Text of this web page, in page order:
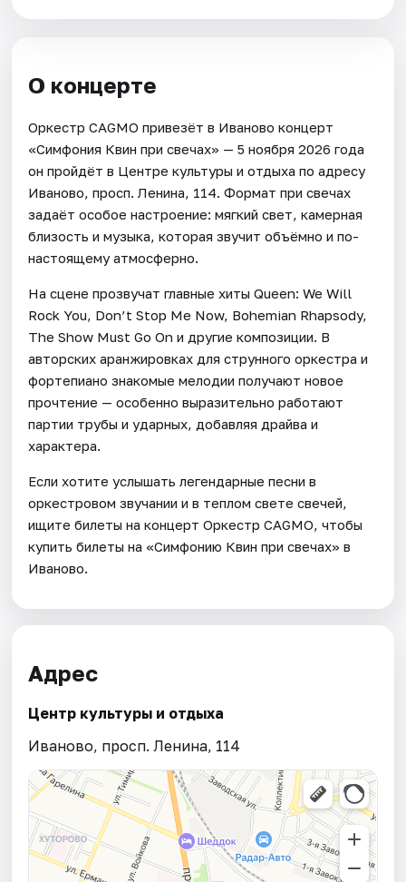
О концерте
Оркестр CAGMO привезёт в Иваново концерт
«Симфония Квин при свечах» — 5 ноября 2026 года
он пройдёт в Центре культуры и отдыха по адресу
Иваново, просп. Ленина, 114. Формат при свечах
задаёт особое настроение: мягкий свет, камерная
близость и музыка, которая звучит объёмно и по-
настоящему атмосферно.
На сцене прозвучат главные хиты Queen: We Will
Rock You, Don’t Stop Me Now, Bohemian Rhapsody,
The Show Must Go On и другие композиции. В
авторских аранжировках для струнного оркестра и
фортепиано знакомые мелодии получают новое
прочтение — особенно выразительно работают
партии трубы и ударных, добавляя драйва и
характера.
Если хотите услышать легендарные песни в
оркестровом звучании и в теплом свете свечей,
ищите билеты на концерт Оркестр CAGMO, чтобы
купить билеты на «Симфонию Квин при свечах» в
Иваново.
Адрес
Центр культуры и отдыха
Иваново, просп. Ленина, 114